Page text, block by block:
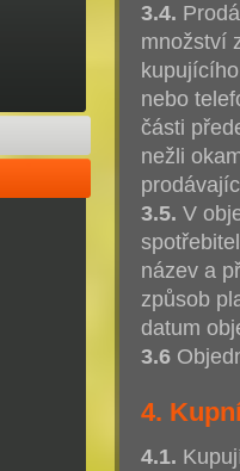
3.4.
množství
nebo
části
nežli
3.5. V
název a
způsob
datum
3.6
4.
4.1.